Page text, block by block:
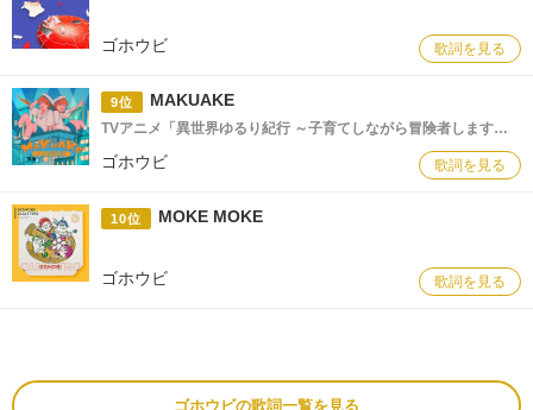
ゴホウビ 歌詞を見る
9位 MAKUAKE
TVアニメ「異世界ゆるり紀行 ～子育てしながら冒険者します～」エンディングテーマ
ゴホウビ 歌詞を見る
10位 MOKE MOKE
ゴホウビ 歌詞を見る
ゴホウビの歌詞一覧を見る